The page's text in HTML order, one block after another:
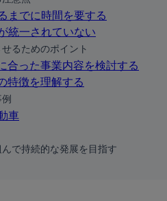
までに時間を要する
統一されていない
るためのポイント
合った事業内容を検討する
特徴を理解する
車
で持続的な発展を目指す